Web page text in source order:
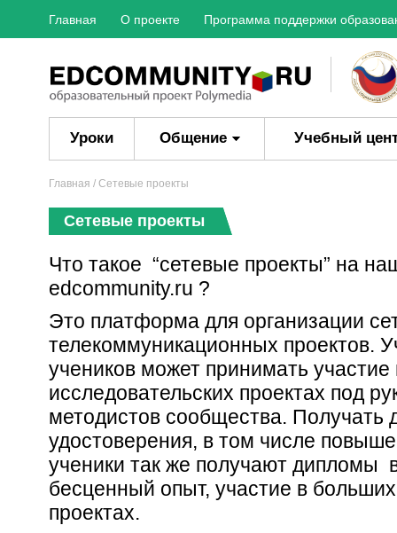
Главная О проекте Программа поддержки
Уроки Общение Учебный
Главная / Сетевые проекты
Сетевые проекты
Что такое “сетевые проекты” на
edcommunity.ru ?
Это платформа для организации
телекоммуникационных проектов.
учеников может принимать участие
исследовательских проектах под
методистов сообщества. Получать
удостоверения, в том числе
ученики так же получают дипломы
бесценный опыт, участие в
проектах.